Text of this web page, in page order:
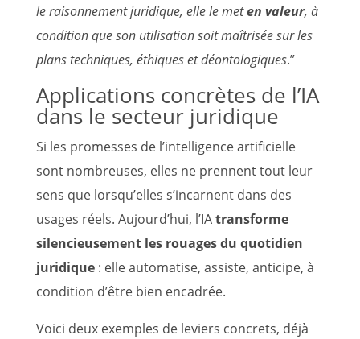
le raisonnement juridique, elle le meten valeur, à
condition que son utilisation soit maîtrisée sur les
plans techniques, éthiques et déontologiques.”
Applications concrètes de l’IA
dans le secteur juridique
Si les promesses de l’intelligence artificielle
sont nombreuses, elles ne prennent tout leur
sens que lorsqu’elles s’incarnent dans des
usages réels. Aujourd’hui, l’IAtransforme
silencieusement les rouages du quotidien
juridique: elle automatise, assiste, anticipe, à
condition d’être bien encadrée.
Voici deux exemples de leviers concrets, déjà